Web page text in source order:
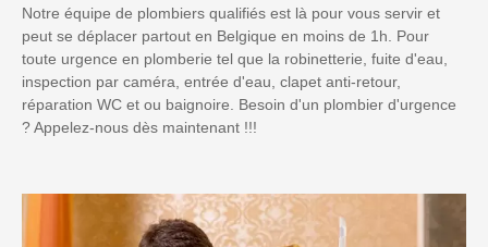
Notre équipe de plombiers qualifiés est là pour vous servir et
peut se déplacer partout en Belgique en moins de 1h. Pour
toute urgence en plomberie tel que la robinetterie, fuite d'eau,
inspection par caméra, entrée d'eau, clapet anti-retour,
réparation WC et ou baignoire. Besoin d'un plombier d'urgence
? Appelez-nous dès maintenant !!!